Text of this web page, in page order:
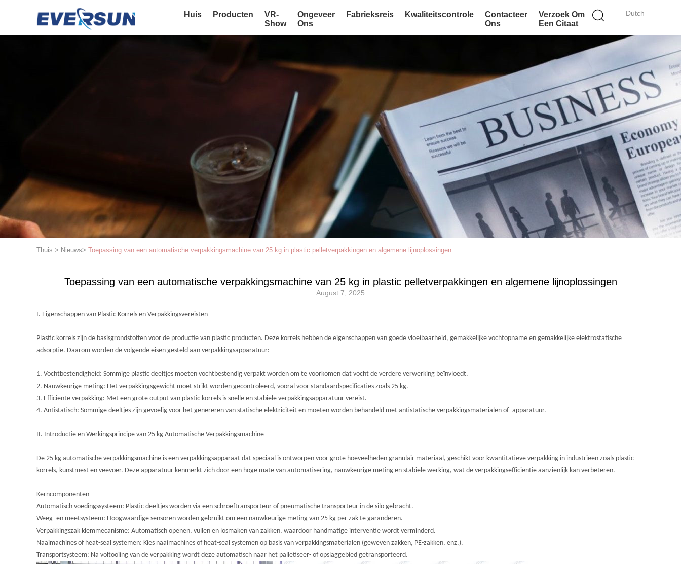
Dutch
Huis Producten
VR-
Show
Ongeveer
Ons
Fabrieksreis Kwaliteitscontrole
Contacteer
Ons
Verzoek Om
Een Citaat
Thuis > Nieuws> Toepassing van een automatische verpakkingsmachine van 25 kg in plastic pelletverpakkingen en algemene lijnoplossingen
Toepassing van een automatische verpakkingsmachine van 25 kg in plastic pelletverpakkingen en algemene lijnoplossingen
August 7, 2025
I. Eigenschappen van Plastic Korrels en Verpakkingsvereisten
Plastic korrels zijn de basisgrondstoffen voor de productie van plastic producten. Deze korrels hebben de eigenschappen van goede vloeibaarheid, gemakkelijke vochtopname en gemakkelijke elektrostatische
adsorptie. Daarom worden de volgende eisen gesteld aan verpakkingsapparatuur:
1. Vochtbestendigheid: Sommige plastic deeltjes moeten vochtbestendig verpakt worden om te voorkomen dat vocht de verdere verwerking beïnvloedt.
2. Nauwkeurige meting: Het verpakkingsgewicht moet strikt worden gecontroleerd, vooral voor standaardspecificaties zoals 25 kg.
3. Efficiënte verpakking: Met een grote output van plastic korrels is snelle en stabiele verpakkingsapparatuur vereist.
4. Antistatisch: Sommige deeltjes zijn gevoelig voor het genereren van statische elektriciteit en moeten worden behandeld met antistatische verpakkingsmaterialen of -apparatuur.
II. Introductie en Werkingsprincipe van 25 kg Automatische Verpakkingsmachine
De 25 kg automatische verpakkingsmachine is een verpakkingsapparaat dat speciaal is ontworpen voor grote hoeveelheden granulair materiaal, geschikt voor kwantitatieve verpakking in industrieën zoals plastic
korrels, kunstmest en veevoer. Deze apparatuur kenmerkt zich door een hoge mate van automatisering, nauwkeurige meting en stabiele werking, wat de verpakkingsefficiëntie aanzienlijk kan verbeteren.
Kerncomponenten
Automatisch voedingssysteem: Plastic deeltjes worden via een schroeftransporteur of pneumatische transporteur in de silo gebracht.
Weeg- en meetsysteem: Hoogwaardige sensoren worden gebruikt om een nauwkeurige meting van 25 kg per zak te garanderen.
Verpakkingszak klemmecanisme: Automatisch openen, vullen en losmaken van zakken, waardoor handmatige interventie wordt verminderd.
Naaimachines of heat-seal systemen: Kies naaimachines of heat-seal systemen op basis van verpakkingsmaterialen (geweven zakken, PE-zakken, enz.).
Transportsysteem: Na voltooiing van de verpakking wordt deze automatisch naar het palletiseer- of opslaggebied getransporteerd.